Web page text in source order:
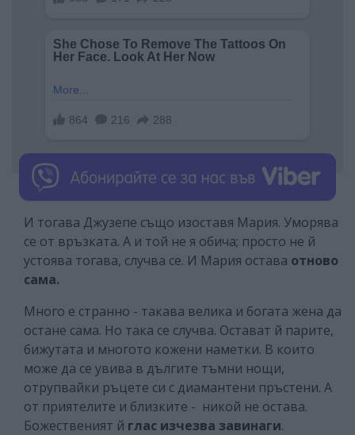
И тогава Джузепе също изоставя Мария. Уморява
се от връзката. А и той не я обича; просто не й
устоява тогава, случва се. И Мария остава отново
сама.
Много е странно - такава велика и богата жена да
остане сама. Но така се случва. Остават й парите,
бижутата и многото кожени наметки. В които
може да се увива в дългите тъмни нощи,
отрупвайки ръцете си с диамантени пръстени. А
от приятелите и близките - никой не остава.
Божественият й глас изчезва завинаги.